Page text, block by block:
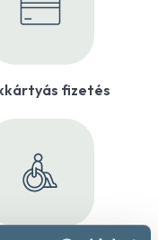
fizetés